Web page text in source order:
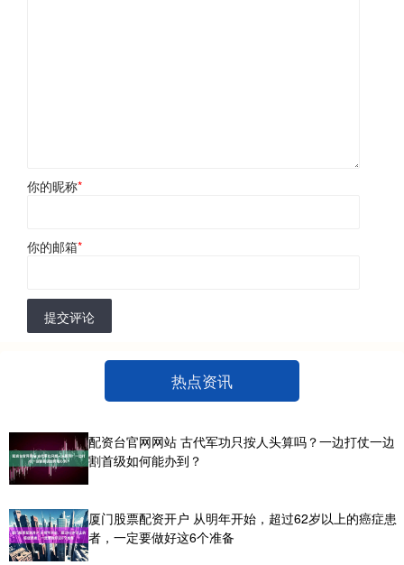
你的昵称*
你的邮箱*
提交评论
热点资讯
配资台官网网站 古代军功只按人头算吗？一边打仗一边
割首级如何能办到？
厦门股票配资开户 从明年开始，超过62岁以上的癌症患
者，一定要做好这6个准备